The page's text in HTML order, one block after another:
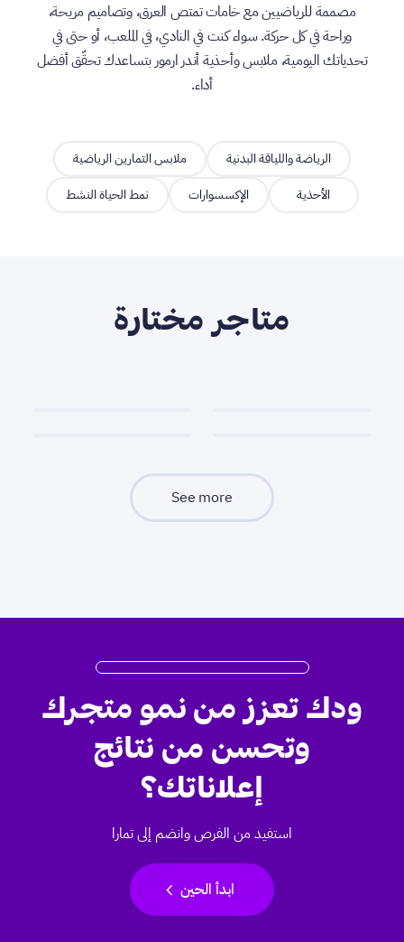
مصممة للرياضيين مع خامات تمتص العرق، وتصاميم مريحة،
وراحة في كل حركة. سواء كنت في النادي، في الملعب، أو حتى في
تحدياتك اليومية، ملابس وأحذية أندر ارمور بتساعدك تحقّق أفضل
أداء.
الرياضة واللياقة البدنية
ملابس التمارين الرياضية
الأحذية
الإكسسوارات نمط الحياة النشط
متاجر مختارة
See more
ودك تعزز من نمو متجرك
وتحسن من نتائج
إعلاناتك؟
استفيد من الفرص وانضم إلى تمارا
ابدأ الحين chevron_left